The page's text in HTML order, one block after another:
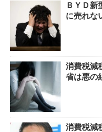
ＢＹＤ新
に売れな
消費税減
省は悪の
消費税減